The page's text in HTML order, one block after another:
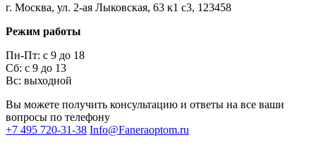
г. Москва, ул. 2-ая Лыковская, 63 к1 с3, 123458
Режим работы
Пн-Пт: с 9 до 18
Сб: с 9 до 13
Вс: выходной
Вы можете получить консультацию и ответы на все ваши
вопросы по телефону
+7 495 720-31-38 Info@Faneraoptom.ru